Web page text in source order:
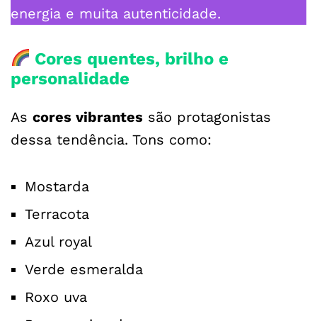
energia e muita autenticidade.
Cores quentes, brilho e
personalidade
As cores vibrantes são protagonistas
dessa tendência. Tons como:
Mostarda
Terracota
Azul royal
Verde esmeralda
Roxo uva